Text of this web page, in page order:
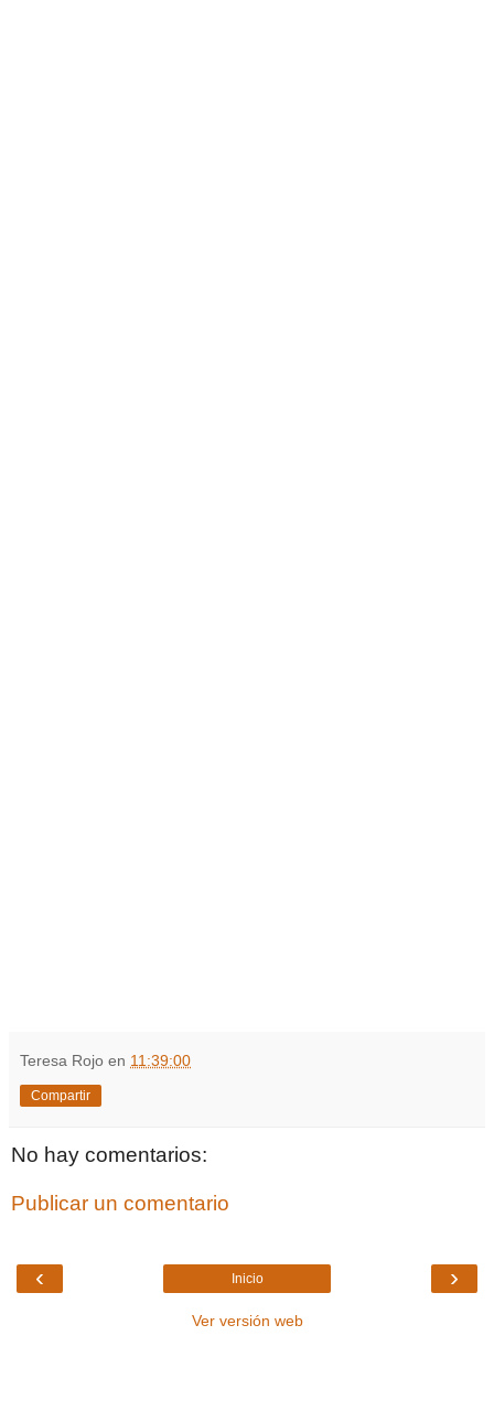
Teresa Rojo en 11:39:00
Compartir
No hay comentarios:
Publicar un comentario
‹ ›
Inicio
Ver versión web